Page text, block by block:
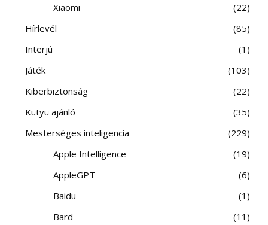
Xiaomi
22
Hírlevél
85
Interjú
1
Játék
103
Kiberbiztonság
22
Kütyü ajánló
35
Mesterséges inteligencia
229
Apple Intelligence
19
AppleGPT
6
Baidu
1
Bard
11